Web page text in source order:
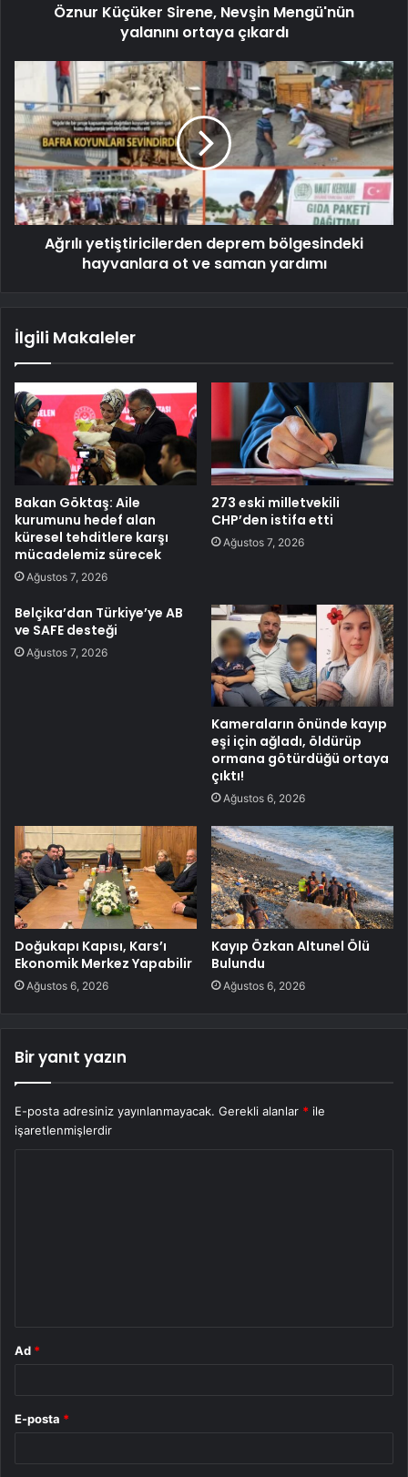
Öznur Küçüker Sirene, Nevşin Mengü'nün
yalanını ortaya çıkardı
Ağrılı yetiştiricilerden deprem bölgesindeki
hayvanlara ot ve saman yardımı
İlgili Makaleler
Bakan Göktaş: Aile
kurumunu hedef alan
küresel tehditlere karşı
mücadelemiz sürecek
Ağustos 7, 2026
273 eski milletvekili
CHP’den istifa etti
Ağustos 7, 2026
Belçika’dan Türkiye’ye AB
ve SAFE desteği
Ağustos 7, 2026
Kameraların önünde kayıp
eşi için ağladı, öldürüp
ormana götürdüğü ortaya
çıktı!
Ağustos 6, 2026
Doğukapı Kapısı, Kars’ı
Ekonomik Merkez Yapabilir
Ağustos 6, 2026
Kayıp Özkan Altunel Ölü
Bulundu
Ağustos 6, 2026
Bir yanıt yazın
E-posta adresiniz yayınlanmayacak. Gerekli alanlar * ile
işaretlenmişlerdir
Ad *
E-posta *